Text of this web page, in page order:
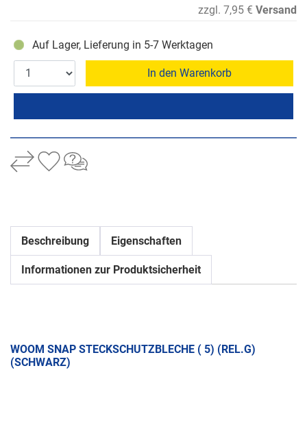
zzgl. 7,95 € Versand
Auf Lager, Lieferung in 5-7 Werktagen
In den Warenkorb
Beschreibung Eigenschaften
Informationen zur Produktsicherheit
WOOM SNAP STECKSCHUTZBLECHE ( 5) (REL.G)
(SCHWARZ)